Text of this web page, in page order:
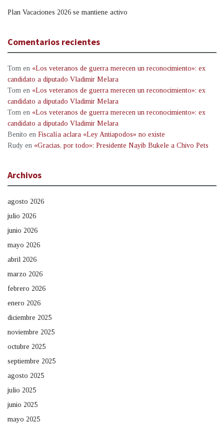
Plan Vacaciones 2026 se mantiene activo
Comentarios recientes
Tom en «Los veteranos de guerra merecen un reconocimiento»: ex
candidato a diputado Vladimir Melara
Tom en «Los veteranos de guerra merecen un reconocimiento»: ex
candidato a diputado Vladimir Melara
Tom en «Los veteranos de guerra merecen un reconocimiento»: ex
candidato a diputado Vladimir Melara
Benito en Fiscalía aclara «Ley Antiapodos» no existe
Rudy en «Gracias, por todo»: Presidente Nayib Bukele a Chivo Pets
Archivos
agosto 2026
julio 2026
junio 2026
mayo 2026
abril 2026
marzo 2026
febrero 2026
enero 2026
diciembre 2025
noviembre 2025
octubre 2025
septiembre 2025
agosto 2025
julio 2025
junio 2025
mayo 2025